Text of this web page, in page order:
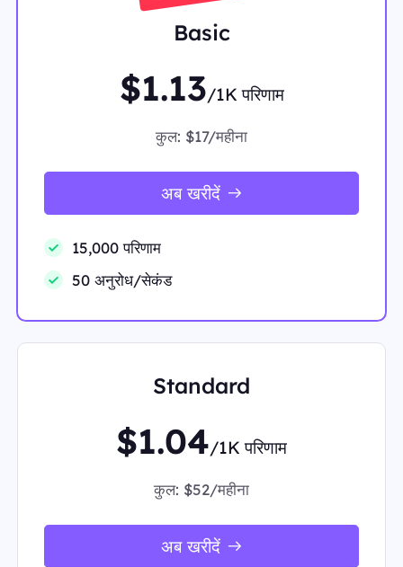
Basic
$1.13/1K परिणाम
कुल: $17/महीना
अब खरीदें
15,000 परिणाम
50 अनुरोध/सेकंड
Standard
$1.04/1K परिणाम
कुल: $52/महीना
अब खरीदें